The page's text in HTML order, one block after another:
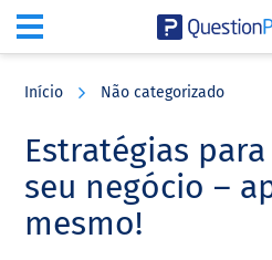
content
sidebar
Início Não categorizado
Estratégias
seu negócio –
mesmo!